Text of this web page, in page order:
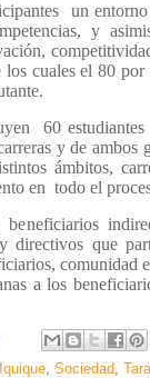
un
y
cuales el 80
60 estudiantes
y de ambos
ámbitos,
en todo el
directivos que
comunidad
a los
Iquique, Sociedad,